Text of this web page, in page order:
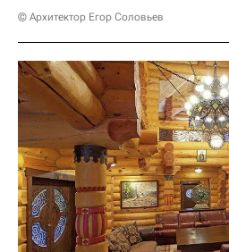
© Архитектор Егор Соловьев